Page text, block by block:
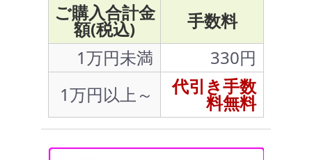
ご購入合計金
額(税込)
手数料
1万円未満
330円
1万円以上～
代引き手数
料無料